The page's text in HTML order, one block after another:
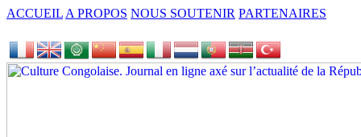
ACCUEIL A PROPOS NOUS SOUTENIR PARTENAIRES